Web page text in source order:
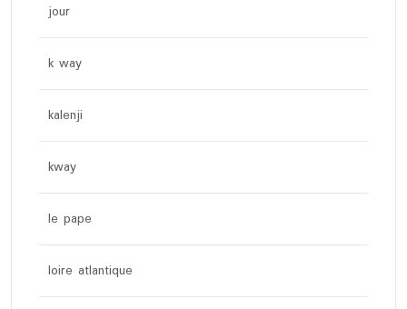
jour
k way
kalenji
kway
le pape
loire atlantique